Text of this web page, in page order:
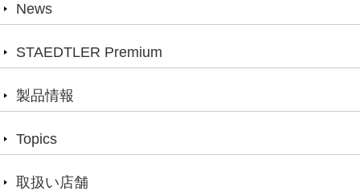
News
STAEDTLER Premium
製品情報
Topics
取扱い店舗